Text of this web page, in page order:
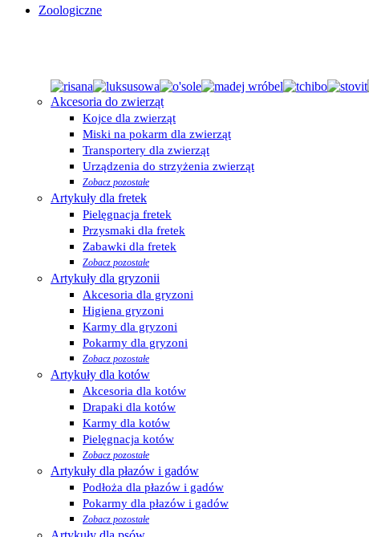
Zoologiczne
Akcesoria do zwierząt
Kojce dla zwierząt
Miski na pokarm dla zwierząt
Transportery dla zwierząt
Urządzenia do strzyżenia zwierząt
Zobacz pozostałe
Artykuły dla fretek
Pielęgnacja fretek
Przysmaki dla fretek
Zabawki dla fretek
Zobacz pozostałe
Artykuły dla gryzonii
Akcesoria dla gryzoni
Higiena gryzoni
Karmy dla gryzoni
Pokarmy dla gryzoni
Zobacz pozostałe
Artykuły dla kotów
Akcesoria dla kotów
Drapaki dla kotów
Karmy dla kotów
Pielęgnacja kotów
Zobacz pozostałe
Artykuły dla płazów i gadów
Podłoża dla płazów i gadów
Pokarmy dla płazów i gadów
Zobacz pozostałe